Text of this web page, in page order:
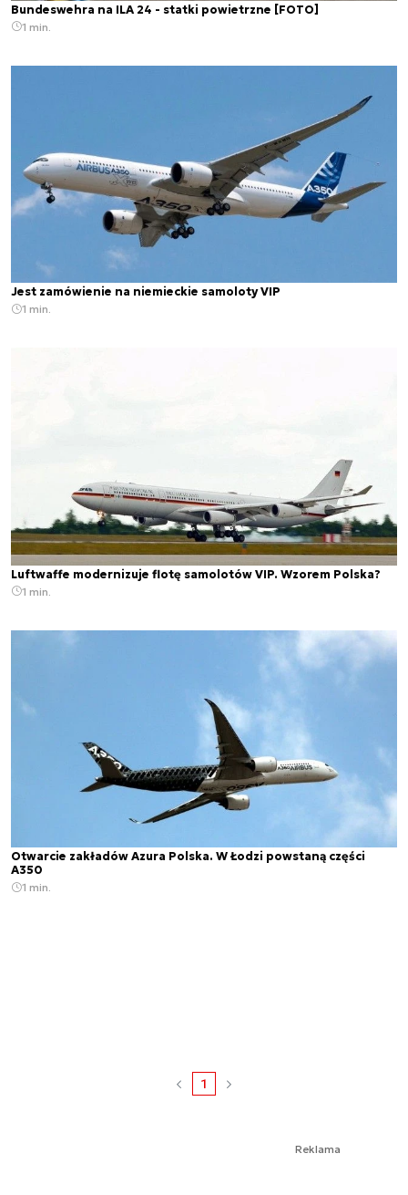
Bundeswehra na ILA 24 - statki powietrzne [FOTO]
1 min.
Jest zamówienie na niemieckie samoloty VIP
1 min.
Luftwaffe modernizuje flotę samolotów VIP. Wzorem Polska?
1 min.
Otwarcie zakładów Azura Polska. W Łodzi powstaną części
A350
1 min.
1
Reklama